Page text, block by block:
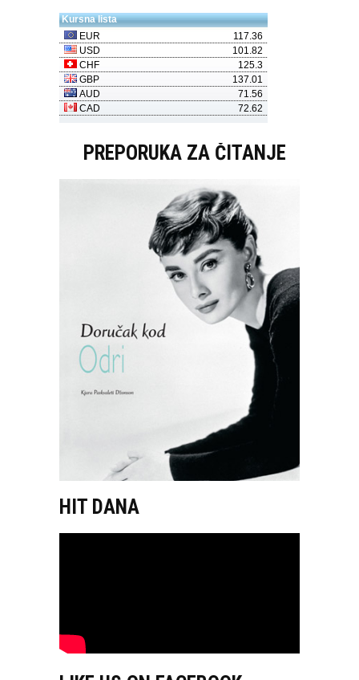
PREPORUKA ZA ČITANJE
HIT DANA